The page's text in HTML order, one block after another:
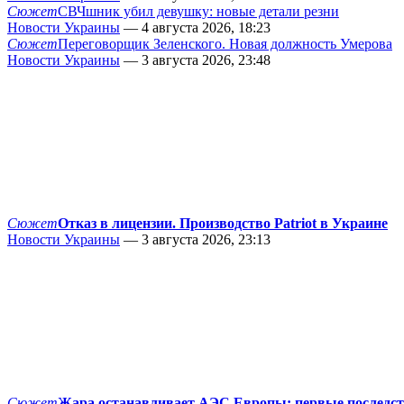
СюжетСВЧшник убил девушку: новые детали резни
Новости Украины — 4 августа 2026, 18:23
СюжетПереговорщик Зеленского. Новая должность Умерова
Новости Украины — 3 августа 2026, 23:48
СюжетОтказ в лицензии. Производство Patriot в Украине
Новости Украины — 3 августа 2026, 23:13